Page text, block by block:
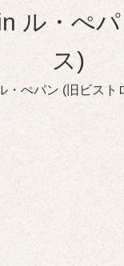
ル・ぺ
ス)
・ぺパン (旧ビスト